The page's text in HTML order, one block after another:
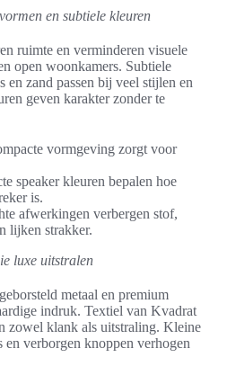
en subtiele kleuren
ruimte en verminderen visuele
open woonkamers. Subtiele
zand passen bij veel stijlen en
geven karakter zonder te
vormgeving zorgt voor
speaker kleuren bepalen hoe
is.
afwerkingen verbergen stof,
lijken strakker.
luxe uitstralen
metaal en premium
indruk. Textiel van Kvadrat
zowel klank als uitstraling. Kleine
en verborgen knoppen verhogen